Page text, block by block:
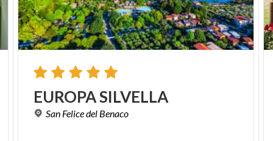
EUROPASILVELLA
San Felicedel Benaco